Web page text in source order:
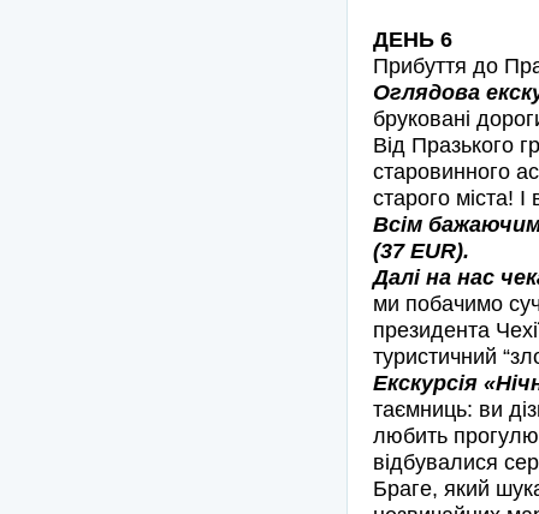
ДЕНЬ 6
Прибуття до
Оглядова
бруковані
Від Празького
старовинного
старого міста!
Всім
(37 EUR).
Далі на нас
ми побачимо
президента
туристичний
Екскурсія
таємниць: ви
любить
відбувалися
Браге, який